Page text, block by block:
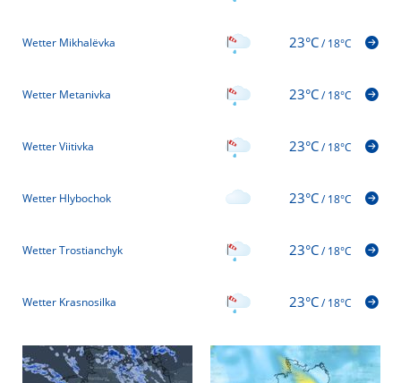
Wetter Mikhalëvka 23°C/18°C
Wetter Metanivka 23°C/18°C
Wetter Viitivka 23°C/18°C
Wetter Hlybochok 23°C/18°C
Wetter Trostianchyk 23°C/18°C
Wetter Krasnosilka 23°C/18°C